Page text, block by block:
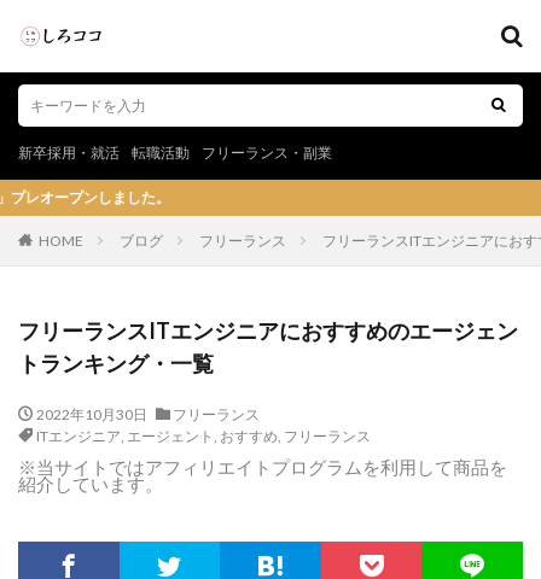
新卒採用・就活 転職活動 フリーランス・副業
HOME ブログ フリーランス フリーランスITエンジニアにお
フリーランスITエンジニアにおすすめのエージェン
トランキング・一覧
2022年10月30日
フリーランス
ITエンジニア, エージェント , おすすめ, フリーランス
※当サイトではアフィリエイトプログラムを利用して商品を
紹介しています。